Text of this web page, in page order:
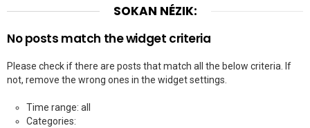
SOKAN NÉZIK:
No posts match the widget criteria
Please check if there are posts that match all the below criteria. If
not, remove the wrong ones in the widget settings.
Time range: all
Categories: